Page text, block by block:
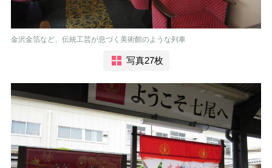
金沢金箔など、伝統工芸が息づく美術館のような列車
写真27枚